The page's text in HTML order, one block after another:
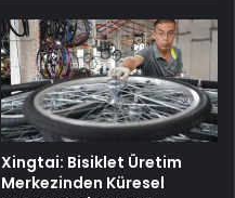
Xingtai: Bisiklet Üretim
Merkezinden Küresel